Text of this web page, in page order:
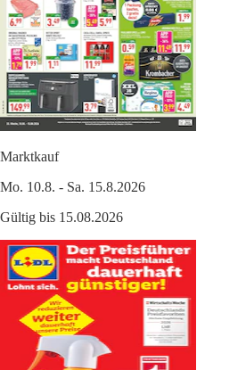
Marktkauf
Mo. 10.8. - Sa. 15.8.2026
Gültig bis 15.08.2026